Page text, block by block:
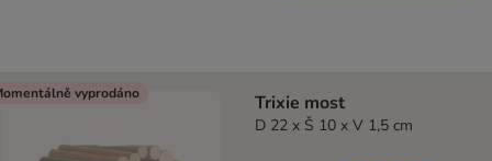
vyprodáno Trixie most
D 22 x Š 10 x V 1,5 cm